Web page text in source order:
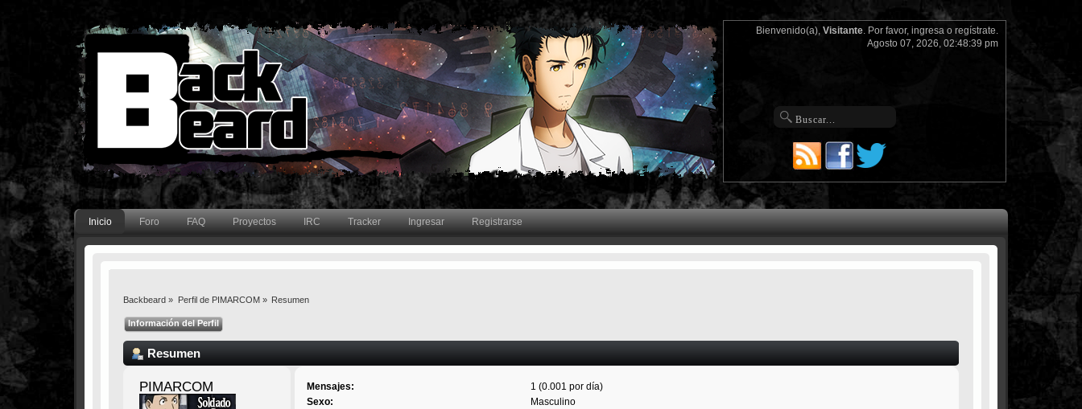
Bienvenido(a), Visitante. Por favor, ingresao regístrate.
Agosto 07, 2026, 02:48:39 pm
Inicio Foro FAQ Proyectos IRC Tracker Ingresar Registrarse
Backbeard » Perfil de PIMARCOM » Resumen
Información del Perfil
Resumen
PIMARCOM Mensajes:
1 (0.001 por día)
Sexo:
Masculino